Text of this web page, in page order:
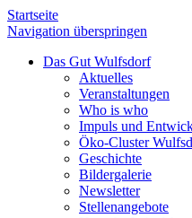
Startseite
Navigation überspringen
Das Gut Wulfsdorf
Aktuelles
Veranstaltungen
Who is who
Impuls und
Öko-Cluster
Geschichte
Bildergalerie
Newsletter
Stellenangebote